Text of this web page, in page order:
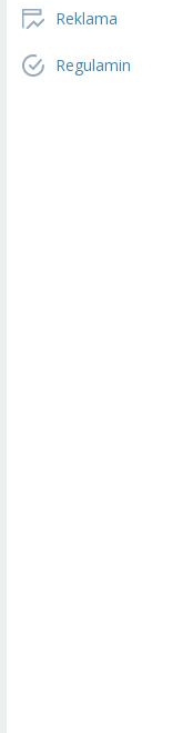
Reklama
Regulamin